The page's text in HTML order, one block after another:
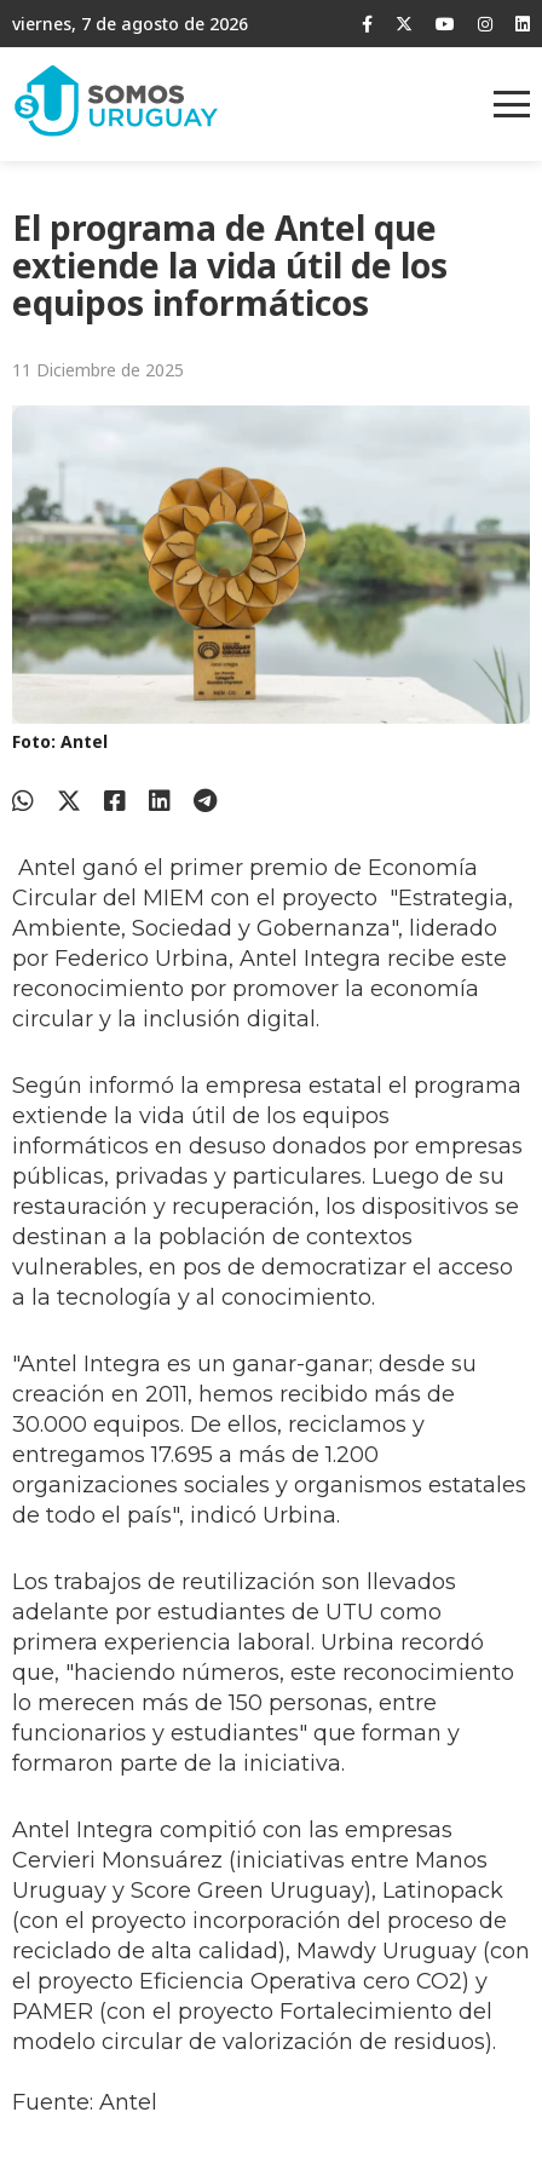
viernes, 7 de agosto de 2026
El programa de Antel que
extiende la vida útil de los
equipos informáticos
11 Diciembre de 2025
Foto: Antel
Antel ganó el primer premio de Economía
Circular del MIEM con el proyecto "Estrategia,
Ambiente, Sociedad y Gobernanza", liderado
por Federico Urbina, Antel Integra recibe este
reconocimiento por promover la economía
circular y la inclusión digital.
Según informó la empresa estatal el programa
extiende la vida útil de los equipos
informáticos en desuso donados por empresas
públicas, privadas y particulares. Luego de su
restauración y recuperación, los dispositivos se
destinan a la población de contextos
vulnerables, en pos de democratizar el acceso
a la tecnología y al conocimiento.
"Antel Integra es un ganar-ganar; desde su
creación en 2011, hemos recibido más de
30.000 equipos. De ellos, reciclamos y
entregamos 17.695 a más de 1.200
organizaciones sociales y organismos estatales
de todo el país", indicó Urbina.
Los trabajos de reutilización son llevados
adelante por estudiantes de UTU como
primera experiencia laboral. Urbina recordó
que, "haciendo números, este reconocimiento
lo merecen más de 150 personas, entre
funcionarios y estudiantes" que forman y
formaron parte de la iniciativa.
Antel Integra compitió con las empresas
Cervieri Monsuárez (iniciativas entre Manos
Uruguay y Score Green Uruguay), Latinopack
(con el proyecto incorporación del proceso de
reciclado de alta calidad), Mawdy Uruguay (con
el proyecto Eficiencia Operativa cero CO2) y
PAMER (con el proyecto Fortalecimiento del
modelo circular de valorización de residuos).
Fuente: Antel